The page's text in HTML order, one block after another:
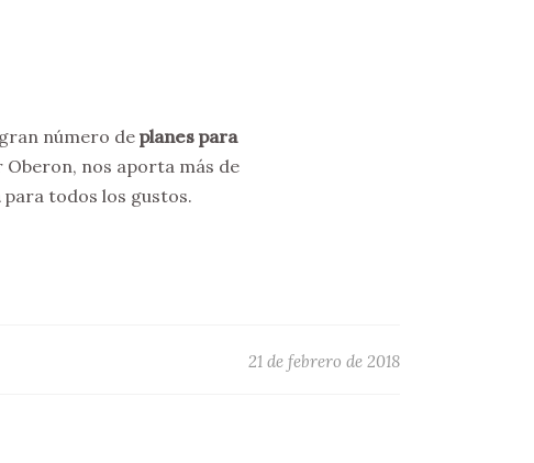
número de planes para
Oberon, nos aporta más de
para todos los gustos.
21 de febrero de 2018